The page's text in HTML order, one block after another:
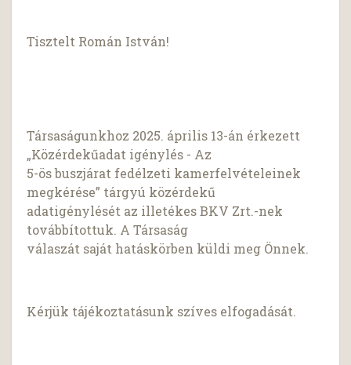
Tisztelt Román István!
Társaságunkhoz 2025. április 13-án érkezett
„Közérdekűadat igénylés - Az
5-ös buszjárat fedélzeti kamerfelvételeinek
megkérése” tárgyú közérdekű
adatigénylését az illetékes BKV Zrt.-nek
továbbítottuk. A Társaság
válaszát saját hatáskörben küldi meg Önnek.
Kérjük tájékoztatásunk szíves elfogadását.